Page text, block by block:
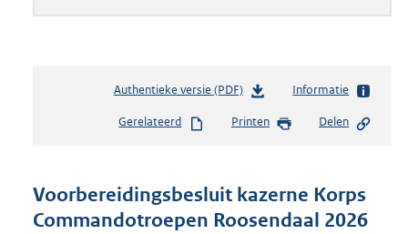
Authentieke versie (PDF)b
s
d
s
Informatie
Gerelateerd Printen Delen
Voorbereidingsbesluit kazerne Korps
Commandotroepen Roosendaal 2026